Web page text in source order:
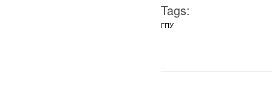
Tags:
ГПУ